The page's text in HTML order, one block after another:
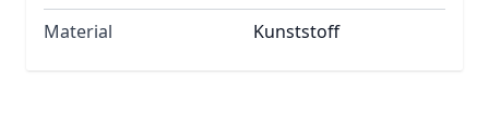
Material
Kunststoff